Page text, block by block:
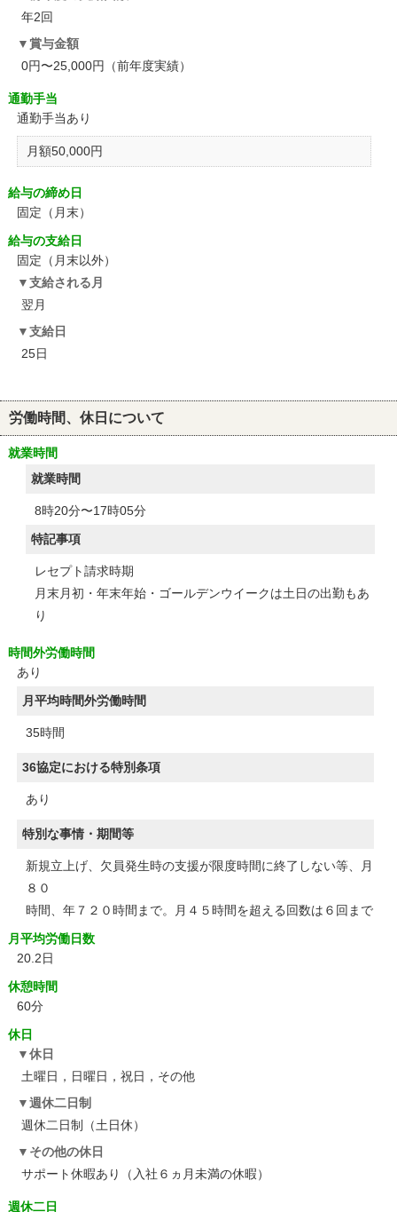
年2回
賞与金額
0円〜25,000円（前年度実績）
通勤手当
通勤手当あり
月額50,000円
給与の締め日
固定（月末）
給与の支給日
固定（月末以外）
支給される月
翌月
支給日
25日
労働時間、休日について
就業時間
就業時間
8時20分〜17時05分
特記事項
レセプト請求時期
月末月初・年末年始・ゴールデンウイークは土日の出勤もあ
り
時間外労働時間
あり
月平均時間外労働時間
35時間
36協定における特別条項
あり
特別な事情・期間等
新規立上げ、欠員発生時の支援が限度時間に終了しない等、月
８０
時間、年７２０時間まで。月４５時間を超える回数は６回まで
月平均労働日数
20.2日
休憩時間
60分
休日
休日
土曜日，日曜日，祝日，その他
週休二日制
週休二日制（土日休）
その他の休日
サポート休暇あり（入社６ヵ月未満の休暇）
週休二日